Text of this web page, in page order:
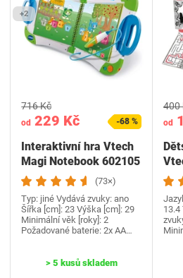
+2
od 229 Kč
716 Kč
-68 %
Interaktivní hra Vtech
Magi Notebook 602105
(73×)
Typ: jiné Vydává zvuky: ano
Šířka [cm]: 23 Výška [cm]: 29
Minimální věk [roky]: 2
Požadované baterie: 2x AA…
> 5 kusů skladem
od
400
13.4